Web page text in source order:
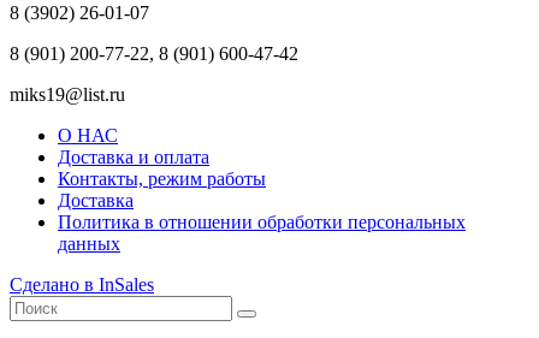
8 (3902) 26-01-07
8 (901) 200-77-22, 8 (901) 600-47-42
miks19@list.ru
О НАС
Доставка и оплата
Контакты, режим работы
Доставка
Политика в отношении обработки персональных
данных
Сделано в InSales